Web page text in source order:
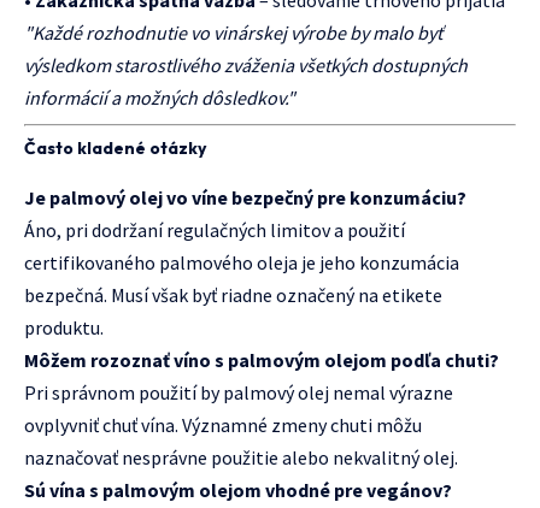
"Každé rozhodnutie vo vinárskej výrobe by malo byť
výsledkom starostlivého zváženia všetkých dostupných
informácií a možných dôsledkov."
Často kladené otázky
Je palmový olej vo víne bezpečný pre konzumáciu?
Áno, pri dodržaní regulačných limitov a použití
certifikovaného palmového oleja je jeho konzumácia
bezpečná. Musí však byť riadne označený na etikete
produktu.
Môžem rozoznať víno s palmovým olejom podľa chuti?
Pri správnom použití by palmový olej nemal výrazne
ovplyvniť chuť vína. Významné zmeny chuti môžu
naznačovať nesprávne použitie alebo nekvalitný olej.
Sú vína s palmovým olejom vhodné pre vegánov?